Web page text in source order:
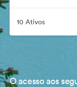
10 Ativos
O acesso aos